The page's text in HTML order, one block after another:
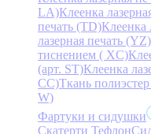
LA)Клеенка
печать (TD)Клеенка
лазерная печать (YZ)
тиснением ( XC)
(арт. ST)Клеенка
CC)Ткань
W)
Фартуки и сидушки
Скатерти Тефлон